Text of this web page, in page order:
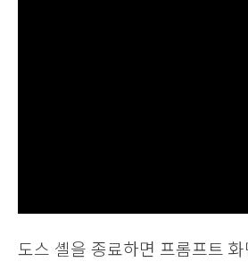
도스 셸을 종료하면 프롬프트